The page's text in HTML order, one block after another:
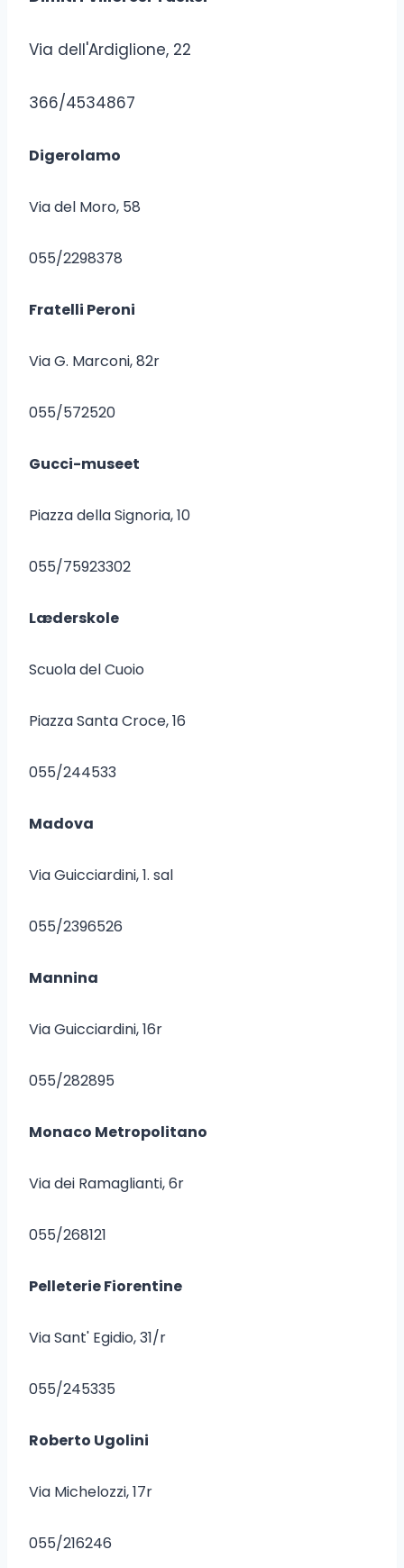
Via dell'Ardiglione, 22
366/4534867
Digerolamo
Via del Moro, 58
055/2298378
Fratelli Peroni
Via G. Marconi, 82r
055/572520
Gucci-museet
Piazza della Signoria, 10
055/75923302
Læderskole
Scuola del Cuoio
Piazza Santa Croce, 16
055/244533
Madova
Via Guicciardini, 1. sal
055/2396526
Mannina
Via Guicciardini, 16r
055/282895
Monaco Metropolitano
Via dei Ramaglianti, 6r
055/268121
Pelleterie Fiorentine
Via Sant' Egidio, 31/r
055/245335
Roberto Ugolini
Via Michelozzi, 17r
055/216246